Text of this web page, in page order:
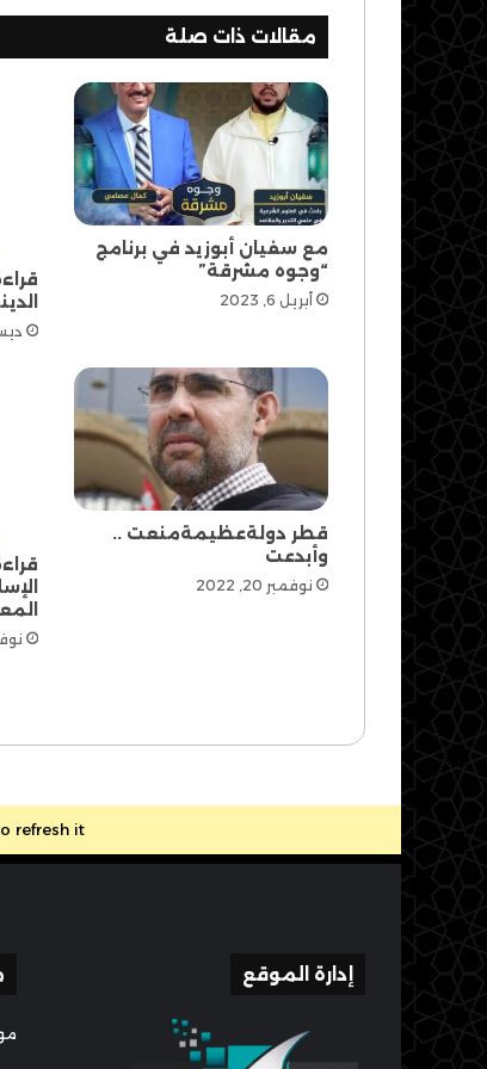
مقالات ذات صلة
مع سفيان أبوزيد في برنامج
“وجوه مشرقة”
أبريل 6, 2023
قطر دولةعظيمةمنعت ..
وأبدعت
نوفمبر 20, 2022
refresh it.
إدارة الموقع